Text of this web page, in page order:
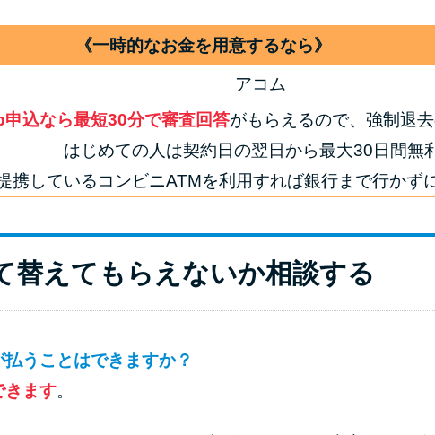
《一時的なお金を用意するなら》
アコム
申込なら最短30分で審査回答がもらえるので、強制退
はじめての人は契約日の翌日から最大30日間無
携しているコンビニATMを利用すれば銀行まで行かず
替えてもらえないか相談する
うことはできますか？
きます。